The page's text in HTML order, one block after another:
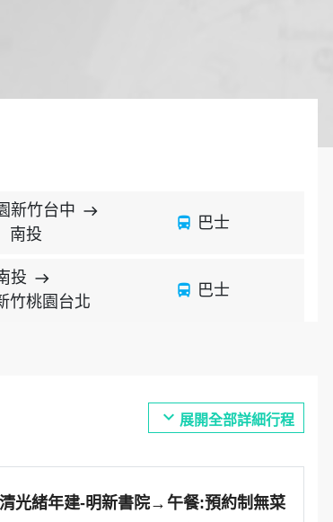
新竹台中 east
南投
directions_bus 巴士
投 east
竹桃園台北
directions_bus 巴士
expand_more 展開全部詳細行程
光緒年建-明新書院→午餐:預約制無菜